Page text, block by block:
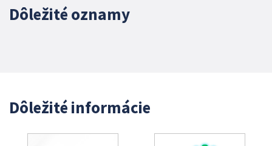
Dôležité oznamy
Dôležité informácie